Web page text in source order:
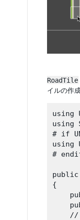
RoadTile
イルの作
using
using
# if
using
#
{
//